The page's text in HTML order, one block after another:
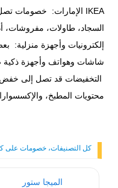
السجاد، طاولات، مفروشات،
إلكترونيات وأجهزة
شاشات وهواتف وأجهزة ذكية
التخفيضات قد تصل إلى خفض
محتويات المطبخ،
كل التصنيفات، خصومات على
الميجا ستور